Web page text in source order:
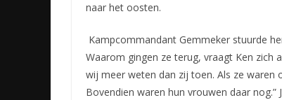
naar het oosten.
Kampcommandant Gemmeker stuurde
Waarom gingen ze terug, vraagt Ken zich
wij meer weten dan zij toen. Als ze waren
Bovendien waren hun vrouwen daar